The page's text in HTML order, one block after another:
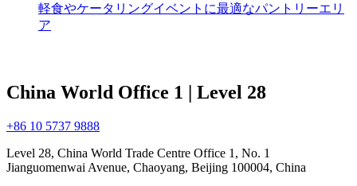
軽食やケータリングイベントに最適なパントリーエリ
ア
China World Office 1 | Level 28
+86 10 5737 9888
Level 28, China World Trade Centre Office 1, No. 1
Jianguomenwai Avenue, Chaoyang, Beijing 100004, China